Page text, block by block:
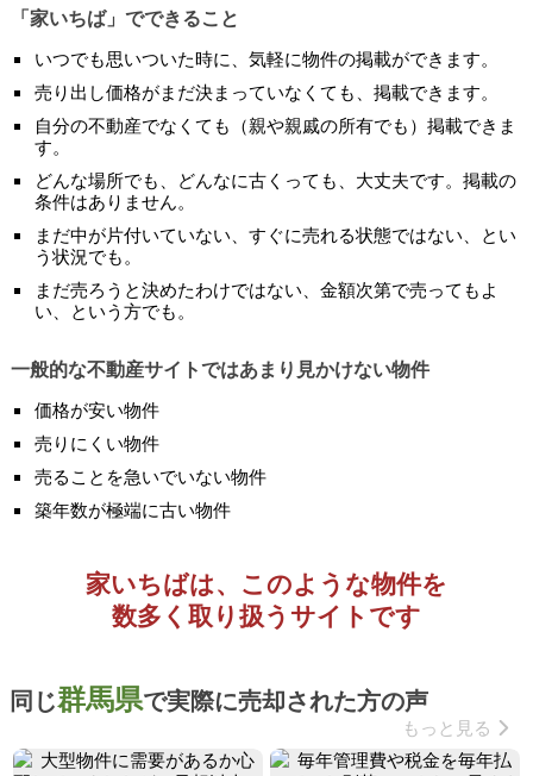
「家いちば」でできること
いつでも思いついた時に、気軽に物件の掲載ができます。
売り出し価格がまだ決まっていなくても、掲載できます。
自分の不動産でなくても（親や親戚の所有でも）掲載できま
す。
どんな場所でも、どんなに古くっても、大丈夫です。掲載の
条件はありません。
まだ中が片付いていない、すぐに売れる状態ではない、とい
う状況でも。
まだ売ろうと決めたわけではない、金額次第で売ってもよ
い、という方でも。
一般的な不動産サイトではあまり見かけない物件
価格が安い物件
売りにくい物件
売ることを急いでいない物件
築年数が極端に古い物件
家いちばは、このような物件を
数多く取り扱うサイトです
同じ群馬県で実際に売却された方の声
もっと見る